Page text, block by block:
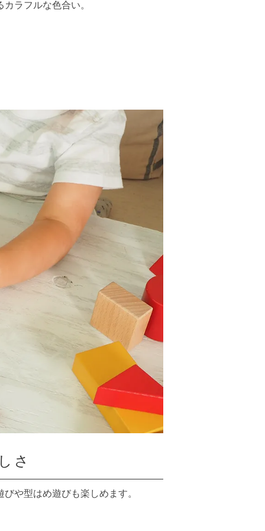
ラフルな色合い。
さ
や型はめ遊びも楽しめます。